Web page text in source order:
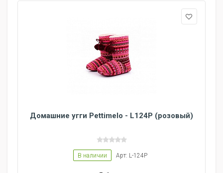
Домашние угги Pettimelo - L124P (розовый)
В наличии Арт: L-124P